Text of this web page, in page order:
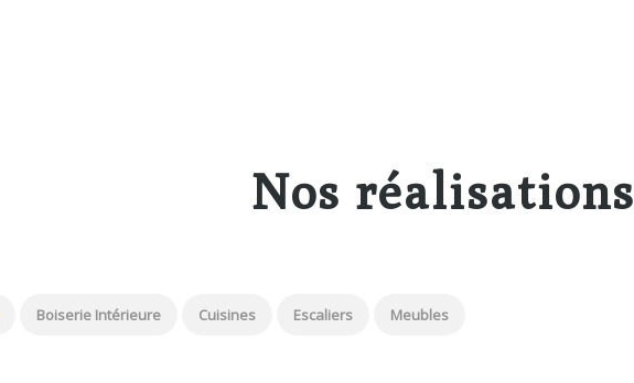
Nos réalisations
Boiserie Intérieure Cuisines Escaliers Meubles